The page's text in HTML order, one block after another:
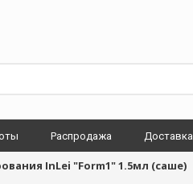
Распродажа Доставка
InLei "Form1" 1.5мл (саше)